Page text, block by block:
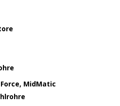
MidMatic